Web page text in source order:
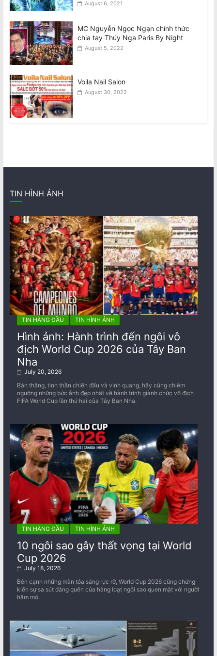
August 6, 2021
MC Nguyễn Ngọc Ngạn chính thức
chia tay Thúy Nga Paris By Night
August 5, 2022
Voila Nail Salon
August 30, 2022
TIN HÌNH ẢNH
TIN HÀNG ĐẦU TIN HÌNH ẢNH
Hình ảnh: Hành trình đến ngôi vô
địch World Cup 2026 của Tây Ban
Nha
July 20, 2026
Bàn thắng, tinh thần chiến đấu và vinh quang, hãy cùng chiêm
ngưỡng những bức ảnh đẹp nhất về ​​hành trình giành chức vô địch
FIFA World Cup lần thứ hai của Tây Ban Nha.
TIN HÀNG ĐẦU TIN HÌNH ẢNH
10 ngôi sao gây thất vọng tại World
Cup 2026
July 18, 2026
Bên cạnh những màn tỏa sáng rực rỡ, World Cup 2026 cũng chứng
kiến sự sa sút đáng quên của hàng loạt ngôi sao quen mặt với người
hâm mộ.